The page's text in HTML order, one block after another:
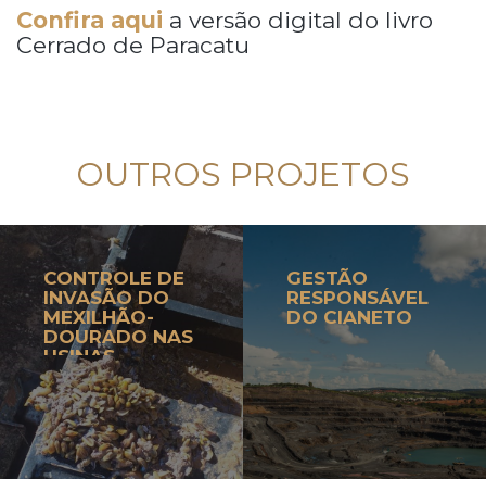
Confira aqui a versão digital do livro
Cerrado de Paracatu
OUTROS PROJETOS
CONTROLE DE
INVASÃO DO
MEXILHÃO-
DOURADO NAS
USINAS
HIDRELÉTRICAS
GESTÃO
RESPONSÁVEL
DO CIANETO